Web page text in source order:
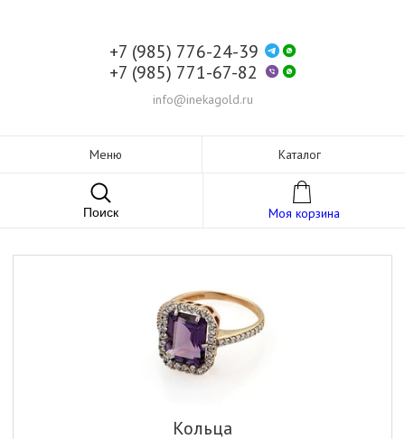
+7 (985) 776-24-39
+7 (985) 771-67-82
info@inekagold.ru
Меню Каталог
Поиск Моя корзина
Кольца